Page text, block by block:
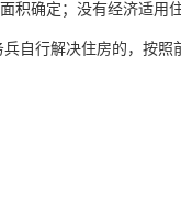
积确定；没有经济适
自行解决住房的，按